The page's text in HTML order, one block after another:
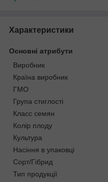
Характеристики
Основні атрибути
Виробник
Країна виробник
ГМО
Група стиглості
Класс семян
Колір плоду
Культура
Насіння в упаковці
Сорт/Гібрид
Тип продукції